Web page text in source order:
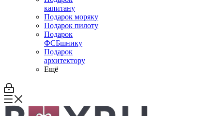
капитану
Подарок моряку
Подарок пилоту
Подарок
ФСБшнику
Подарок
архитектору
Ещё